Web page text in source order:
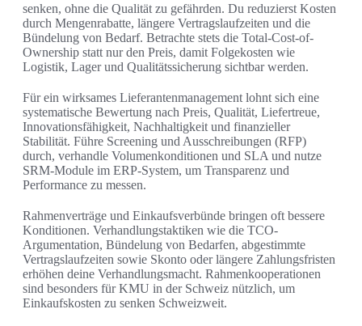
senken, ohne die Qualität zu gefährden. Du reduzierst Kosten
durch Mengenrabatte, längere Vertragslaufzeiten und die
Bündelung von Bedarf. Betrachte stets die Total-Cost-of-
Ownership statt nur den Preis, damit Folgekosten wie
Logistik, Lager und Qualitätssicherung sichtbar werden.
Für ein wirksames Lieferantenmanagement lohnt sich eine
systematische Bewertung nach Preis, Qualität, Liefertreue,
Innovationsfähigkeit, Nachhaltigkeit und finanzieller
Stabilität. Führe Screening und Ausschreibungen (RFP)
durch, verhandle Volumenkonditionen und SLA und nutze
SRM-Module im ERP-System, um Transparenz und
Performance zu messen.
Rahmenverträge und Einkaufsverbünde bringen oft bessere
Konditionen. Verhandlungstaktiken wie die TCO-
Argumentation, Bündelung von Bedarfen, abgestimmte
Vertragslaufzeiten sowie Skonto oder längere Zahlungsfristen
erhöhen deine Verhandlungsmacht. Rahmenkooperationen
sind besonders für KMU in der Schweiz nützlich, um
Einkaufskosten zu senken Schweizweit.